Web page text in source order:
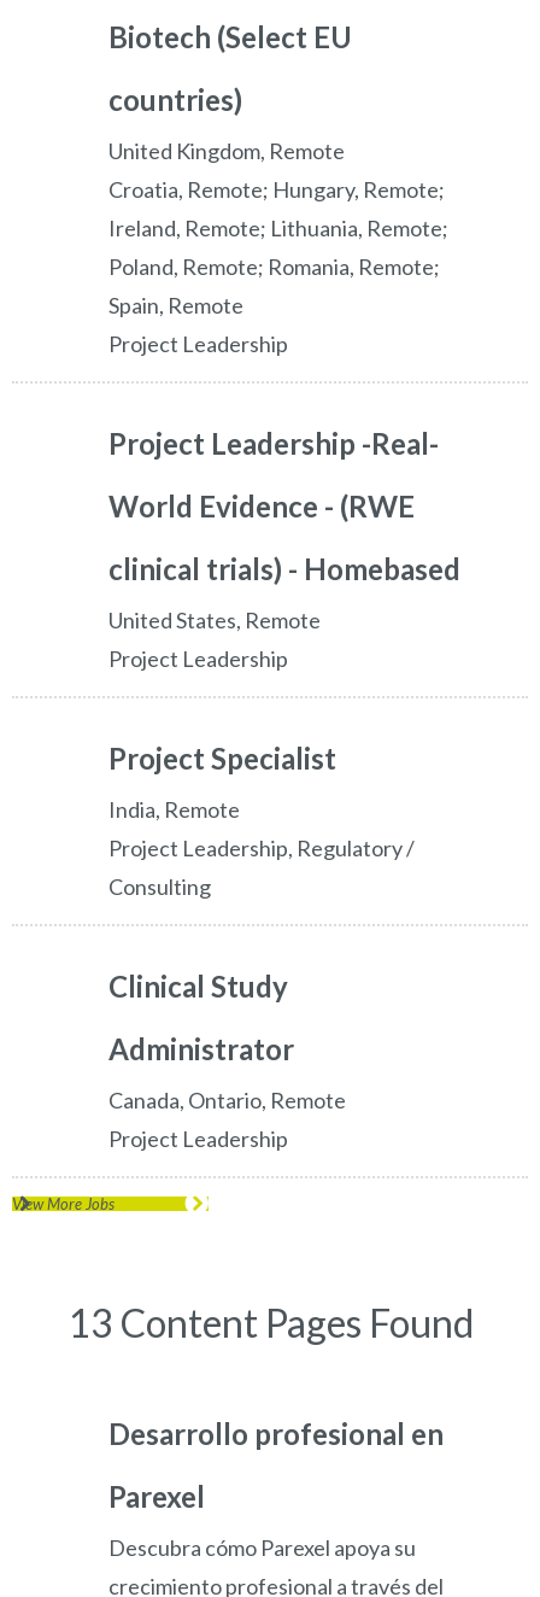
Biotech (Select EU
countries)
United Kingdom, Remote
Croatia, Remote; Hungary, Remote;
Ireland, Remote; Lithuania, Remote;
Poland, Remote; Romania, Remote;
Spain, Remote
Project Leadership
Project Leadership -Real-
World Evidence - (RWE
clinical trials) - Homebased
United States, Remote
Project Leadership
Project Specialist
India, Remote
Project Leadership, Regulatory /
Consulting
Clinical Study
Administrator
Canada, Ontario, Remote
Project Leadership
View More Jobs
13 Content Pages Found
Desarrollo profesional en
Parexel
Descubra cómo Parexel apoya su
crecimiento profesional a través del